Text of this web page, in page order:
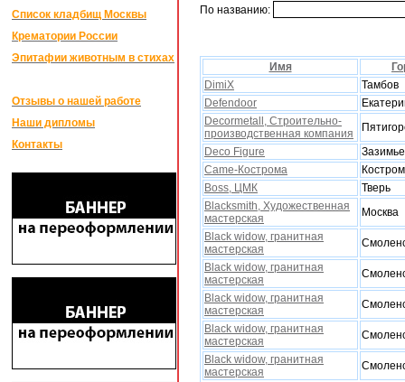
Список кладбищ Москвы
Крематории России
Эпитафии животным в стихах
Отзывы о нашей работе
Наши дипломы
Контакты
По названию:
Имя
DimiX
Тамбов
Defendoor
Decormetall, Строительно-
производственная компания
Deco Figure
Зазимье
Came-Кострома
Boss, ЦМК
Тверь
Blacksmith, Xудожественная
мастерская
Москва
Black widow, гранитная
мастерская
Black widow, гранитная
мастерская
Black widow, гранитная
мастерская
Black widow, гранитная
мастерская
Black widow, гранитная
мастерская